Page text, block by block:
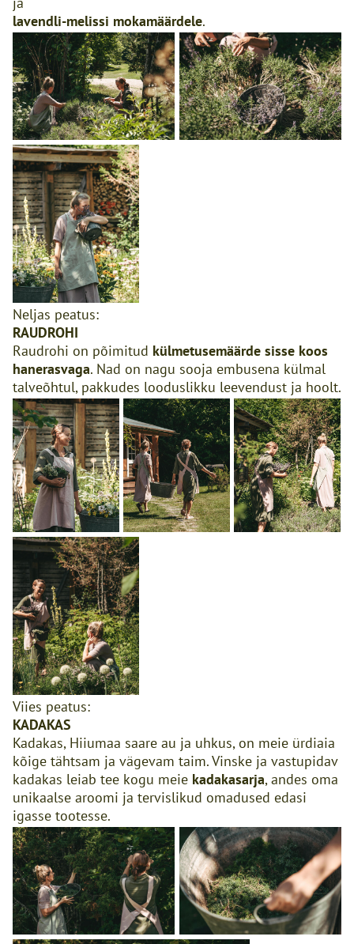
lavendli-melissi mokamäärdele.
Neljas peatus:
RAUDROHI
Raudrohi on põimitud külmetusemäärde sisse koos
hanerasvaga. Nad on nagu sooja embusena külmal
talveõhtul, pakkudes looduslikku leevendust ja hoolt.
Viies peatus:
KADAKAS
Kadakas, Hiiumaa saare au ja uhkus, on meie ürdiaia
kõige tähtsam ja vägevam taim. Vinske ja vastupidav
kadakas leiab tee kogu meie kadakasarja, andes oma
unikaalse aroomi ja tervislikud omadused edasi
igasse tootesse.